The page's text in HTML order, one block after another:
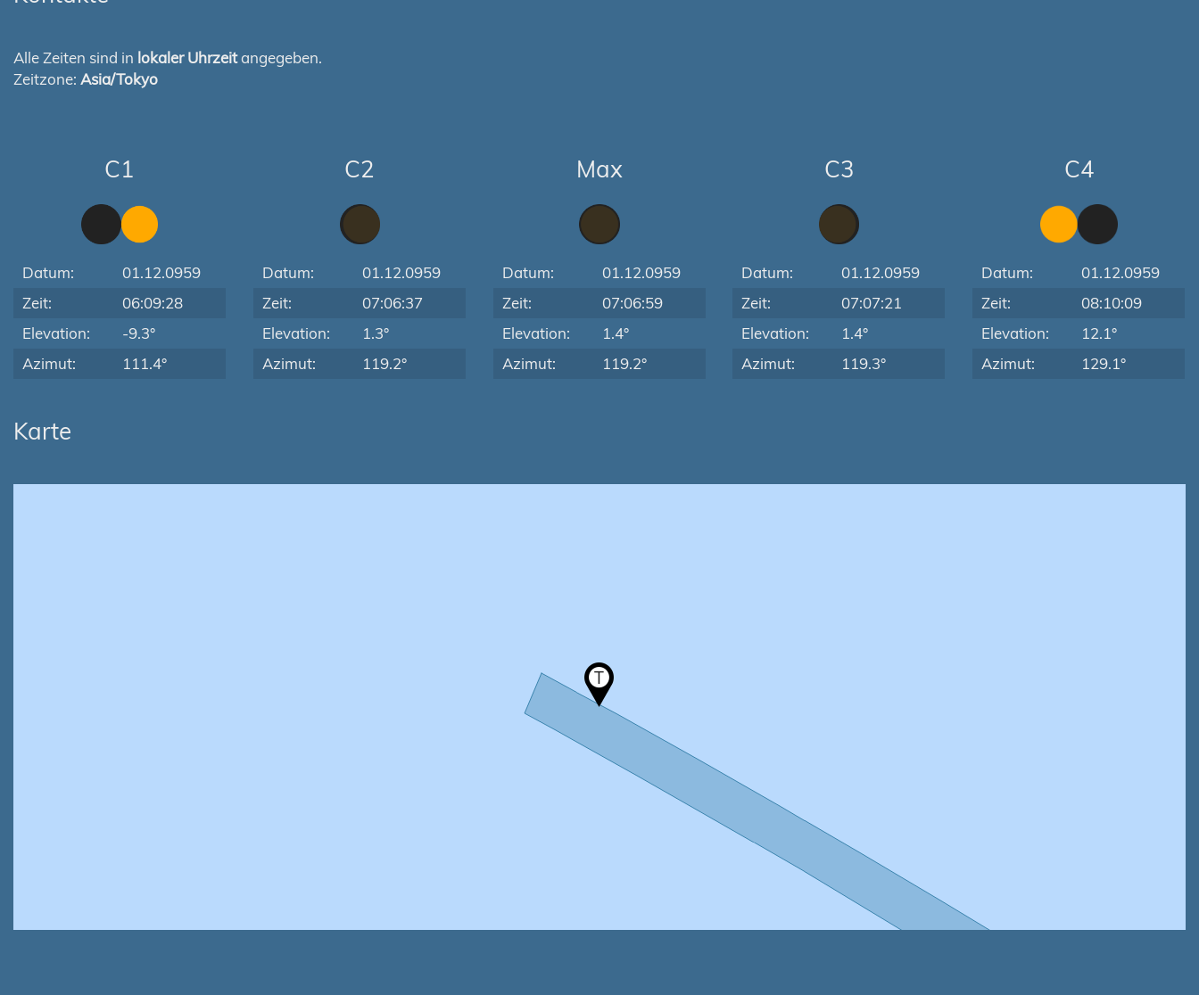
Alle Zeiten sind in lokaler Uhrzeitangegeben.
Zeitzone: Asia/Tokyo
C1
Datum:
01.12.0959
Zeit:
06:09:28
Elevation:
-9.3°
Azimut:
111.4°
C2
Datum:
01.12.0959
Zeit:
07:06:37
Elevation:
1.3°
Azimut:
119.2°
Max
Datum:
01.12.0959
Zeit:
07:06:59
Elevation:
1.4°
Azimut:
119.2°
C3
Datum:
01.12.0959
Zeit:
07:07:21
Elevation:
1.4°
Azimut:
119.3°
C4
Datum:
01.12.0959
Zeit:
08:10:09
Elevation:
12.1°
Azimut:
129.1°
Karte